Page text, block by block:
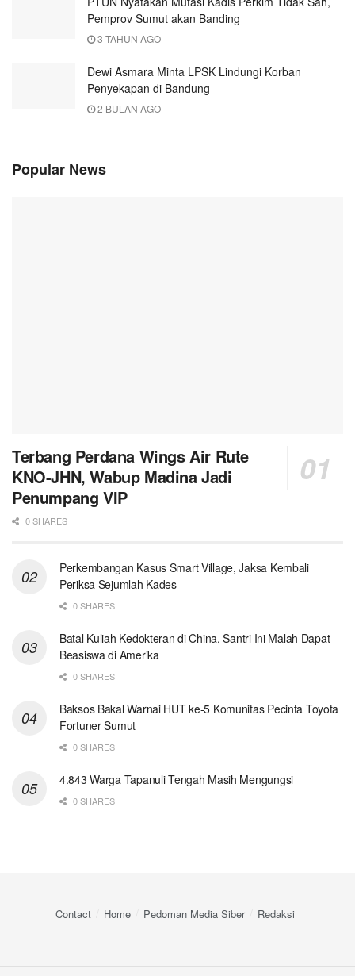
Pemprov Sumut akan Banding
3 TAHUN AGO
Dewi Asmara Minta LPSK Lindungi Korban
Penyekapan di Bandung
2 BULAN AGO
Popular News
Terbang Perdana Wings Air Rute
KNO-JHN, Wabup Madina Jadi
Penumpang VIP
0 SHARES
Perkembangan Kasus Smart Village, Jaksa Kembali
Periksa Sejumlah Kades
0 SHARES
Batal Kuliah Kedokteran di China, Santri Ini Malah Dapat
Beasiswa di Amerika
0 SHARES
Baksos Bakal Warnai HUT ke-5 Komunitas Pecinta Toyota
Fortuner Sumut
0 SHARES
4.843 Warga Tapanuli Tengah Masih Mengungsi
0 SHARES
Contact Home Pedoman Media Siber Redaksi